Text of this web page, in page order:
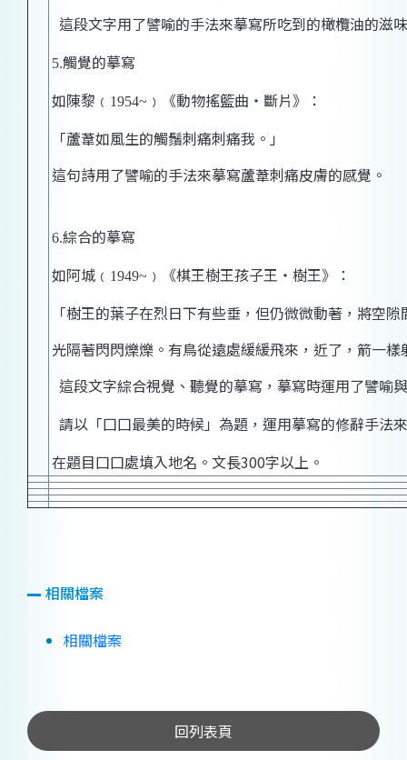
這段文字用了譬喻的手法來摹寫所吃到的橄欖油的滋
5.觸覺的摹寫
如陳黎﹙ 1954~ ﹚《動物搖籃曲‧斷片》：
「蘆葦如風生的觸鬚刺痛刺痛我。」
這句詩用了譬喻的手法來摹寫蘆葦刺痛皮膚的感覺。
6.綜合的摹寫
如阿城﹙ 1949~ ﹚《棋王樹王孩子王‧樹王》：
「樹王的葉子在烈日下有些垂，但仍微微動著，將空隙
光隔著閃閃爍爍。有鳥從遠處緩緩飛來，近了，箭一
這段文字綜合視覺、聽覺的摹寫，摹寫時運用了譬喻
請以「囗囗最美的時候」為題，運用摹寫的修辭手法
在題目囗囗處填入地名。文長300字以上。
相關檔案
相關檔案
回列表頁